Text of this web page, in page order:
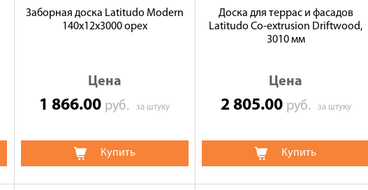
Заборная доска Latitudo Modern
140х12х3000 орех
Цена
1 866.00 руб.за штуку
Купить
Доска для террас и фасадов
Latitudo Co-extrusion Driftwood,
3010 мм
Цена
2 805.00 руб. за штуку
Купить